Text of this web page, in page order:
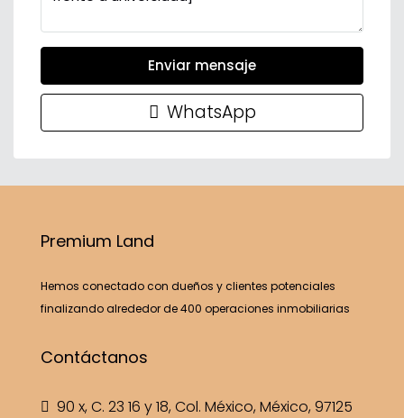
Enviar mensaje
WhatsApp
Premium Land
Hemos conectado con dueños y clientes potenciales
finalizando alrededor de 400 operaciones inmobiliarias
Contáctanos
90 x, C. 23 16 y 18, Col. México, México, 97125